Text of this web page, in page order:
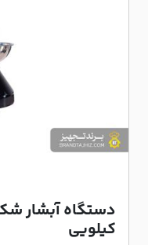
کیلویی